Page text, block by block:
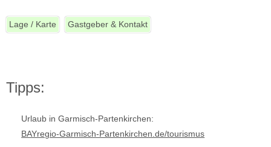
Lage / Karte Gastgeber & Kontakt
Tipps:
Urlaub in Garmisch-Partenkirchen:
BAYregio-Garmisch-Partenkirchen.de/tourismus